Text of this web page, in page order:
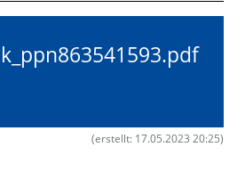
(erstellt: 17.05.2023 20:25)